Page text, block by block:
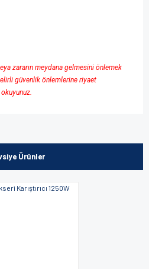
zararın meydana gelmesini önlemek
güvenlik önlemlerine riyaet
noktaları öneri formunu
Ürünler